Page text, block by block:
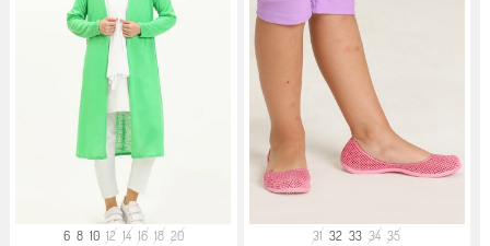
6 8 10 12 14 16 18 20 31 32 33 34 35